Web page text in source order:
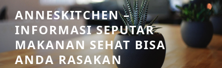
Skip
to
content
ANNESKITCHEN –
INFORMASI SEPUTAR
MAKANAN SEHAT BISA
ANDA RASAKAN